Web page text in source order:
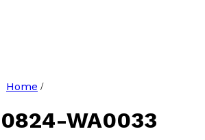
Home /
WA0033